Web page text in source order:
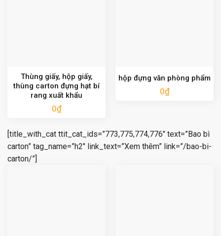
Thùng giấy, hộp giấy,
thùng carton đựng hạt bí
rang xuất khẩu
0₫
hộp đựng văn phòng phẩm
0₫
[title_with_cat ttit_cat_ids=”773,775,774,776″ text=”Bao bì
carton” tag_name=”h2″ link_text=”Xem thêm” link=”/bao-bi-
carton/”]